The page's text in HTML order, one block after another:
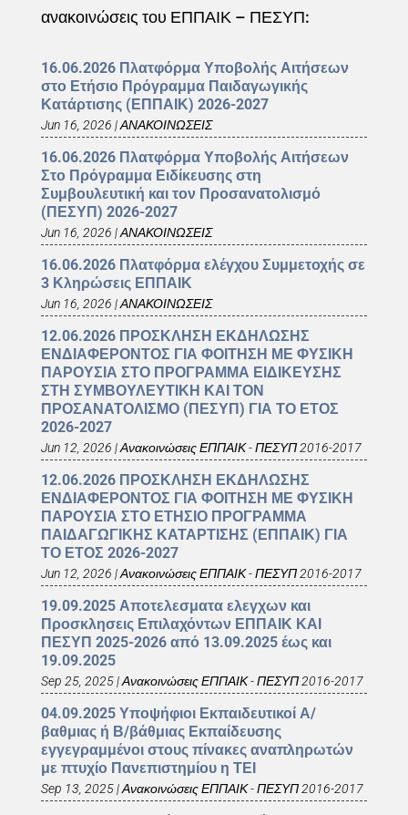
ανακοινώσεις του ΕΠΠΑΙΚ – ΠΕΣΥΠ:
16.06.2026 Πλατφόρμα Υποβολής Αιτήσεων
στο Ετήσιο Πρόγραμμα Παιδαγωγικής
Κατάρτισης (ΕΠΠΑΙΚ) 2026-2027
Jun 16, 2026 |ΑΝΑΚΟΙΝΩΣΕΙΣ
16.06.2026 Πλατφόρμα Υποβολής Αιτήσεων
Στο Πρόγραμμα Ειδίκευσης στη
Συμβουλευτική και τον Προσανατολισμό
(ΠΕΣΥΠ) 2026-2027
Jun 16, 2026 |ΑΝΑΚΟΙΝΩΣΕΙΣ
16.06.2026 Πλατφόρμα ελέγχου Συμμετοχής σε
3 Κληρώσεις ΕΠΠΑΙΚ
Jun 16, 2026 |ΑΝΑΚΟΙΝΩΣΕΙΣ
12.06.2026 ΠΡΟΣΚΛΗΣΗ ΕΚΔΗΛΩΣΗΣ
ΕΝΔΙΑΦΕΡΟΝΤΟΣ ΓΙΑ ΦΟΙΤΗΣΗ ΜΕ ΦΥΣΙΚΗ
ΠΑΡΟΥΣΙΑ ΣΤΟ ΠΡΟΓΡΑΜΜΑ ΕΙΔΙΚΕΥΣΗΣ
ΣΤΗ ΣΥΜΒΟΥΛΕΥΤΙΚΗ ΚΑΙ ΤΟΝ
ΠΡΟΣΑΝΑΤΟΛΙΣΜΟ (ΠΕΣΥΠ) ΓΙΑ ΤΟ ΕΤΟΣ
2026-2027
Jun 12, 2026 |Ανακοινώσεις ΕΠΠΑΙΚ - ΠΕΣΥΠ 2016-2017
12.06.2026 ΠΡΟΣΚΛΗΣΗ ΕΚΔΗΛΩΣΗΣ
ΕΝΔΙΑΦΕΡΟΝΤΟΣ ΓΙΑ ΦΟΙΤΗΣΗ ΜΕ ΦΥΣΙΚΗ
ΠΑΡΟΥΣΙΑ ΣΤΟ ΕΤΗΣΙΟ ΠΡΟΓΡΑΜΜΑ
ΠΑΙΔΑΓΩΓΙΚΗΣ ΚΑΤΑΡΤΙΣΗΣ (ΕΠΠΑΙΚ) ΓΙΑ
ΤΟ ΕΤΟΣ 2026-2027
Jun 12, 2026 |Ανακοινώσεις ΕΠΠΑΙΚ - ΠΕΣΥΠ 2016-2017
19.09.2025 Αποτελεσματα ελεγχων και
Προσκλησεις Επιλαχόντων ΕΠΠΑΙΚ ΚΑΙ
ΠΕΣΥΠ 2025-2026 από 13.09.2025 έως και
19.09.2025
Sep 25, 2025|Ανακοινώσεις ΕΠΠΑΙΚ - ΠΕΣΥΠ 2016-2017
04.09.2025 Υποψήφιοι Εκπαιδευτικοί Α/
βαθμιας ή Β/βάθμιας Εκπαίδευσης
εγγεγραμμένοι στους πίνακες αναπληρωτών
με πτυχίο Πανεπιστημίου η ΤΕΙ
Sep 13, 2025|Ανακοινώσεις ΕΠΠΑΙΚ - ΠΕΣΥΠ 2016-2017